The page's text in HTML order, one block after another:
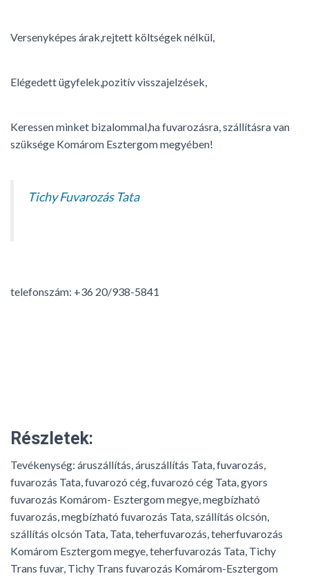
Versenyképes árak,rejtett költségek nélkül,
Elégedett ügyfelek,pozitív visszajelzések,
Keressen minket bizalommal,ha fuvarozásra, szállításra van
szüksége Komárom Esztergom megyében!
Tichy Fuvarozás Tata
telefonszám: +36 20/938-5841
Részletek:
Tevékenység: áruszállítás, áruszállítás Tata, fuvarozás,
fuvarozás Tata, fuvarozó cég, fuvarozó cég Tata, gyors
fuvarozás Komárom- Esztergom megye, megbízható
fuvarozás, megbízható fuvarozás Tata, szállítás olcsón,
szállítás olcsón Tata, Tata, teherfuvarozás, teherfuvarozás
Komárom Esztergom megye, teherfuvarozás Tata, Tichy
Trans fuvar, Tichy Trans fuvarozás Komárom-Esztergom